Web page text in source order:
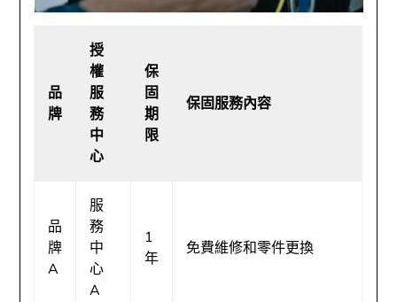
品
牌
授
權
服
務
中
心
保
固
期
限
保固服務內容
品
牌
A
服
務
中
心
A
1
年
免費維修和零件更換